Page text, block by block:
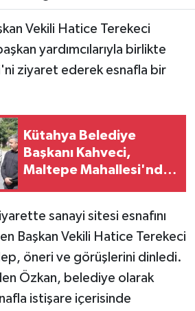
Vekili Hatice Terekeci
yardımcılarıyla birlikte
ziyaret ederek esnafla bir
Kütahya Belediye
Başkanı Kahveci,
Maltepe Mahallesi'nde
sanayi sitesi esnafını
Başkan Vekili Hatice Terekeci
öneri ve görüşlerini dinledi.
Özkan, belediye olarak
istişare içerisinde